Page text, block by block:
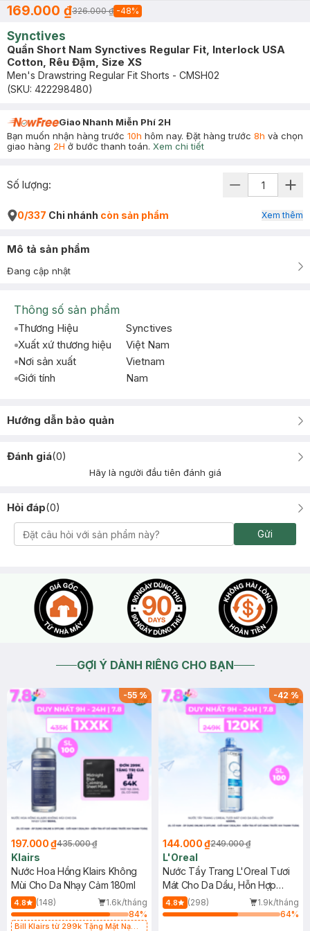
169.000 ₫326.000 ₫ -48%
Synctives
Quần Short Nam Synctives Regular Fit, Interlock USA
Cotton, Rêu Đậm, Size XS
Men's Drawstring Regular Fit Shorts - CMSH02
(SKU: 422298480)
Giao Nhanh Miễn Phí 2H
Bạn muốn nhận hàng trước 10h hôm nay. Đặt hàng trước 8h và chọn
giao hàng 2H ở bước thanh toán. Xem chi tiết
Số lượng:
0/337 Chi nhánh còn sản phẩm Xem thêm
Mô tả sản phẩm
Đang cập nhật
Thông số sản phẩm
Thương Hiệu
Synctives
Xuất xứ thương hiệu
Việt Nam
Nơi sản xuất
Vietnam
Giới tính
Nam
Hướng dẫn bảo quản
Đánh giá(0)
Hãy là người đầu tiên đánh giá
Hỏi đáp(0)
Gửi
GỢI Ý DÀNH RIÊNG CHO BẠN
-55%
197.000 ₫435.000 ₫
Klairs
Nước Hoa Hồng Klairs Không
Mùi Cho Da Nhạy Cảm 180ml
4.8 (148)
1.6k/tháng
84%
Bill Klairs từ 299k Tặng Mặt Nạ
-42%
144.000 ₫249.000 ₫
L'Oreal
Nước Tẩy Trang L'Oreal Tươi
Mát Cho Da Dầu, Hỗn Hợp
400ml
4.8 (298)
1.9k/tháng
64%